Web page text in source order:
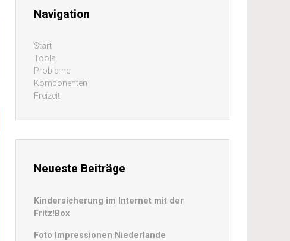
Navigation
Start
Tools
Probleme
Komponenten
Freizeit
Neueste Beiträge
Kindersicherung im Internet mit der
Fritz!Box
Foto Impressionen Niederlande